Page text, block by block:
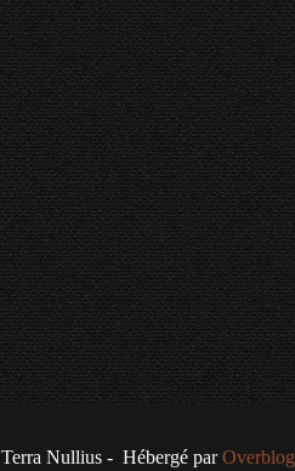
Terra Nullius - Hébergé parOverblog